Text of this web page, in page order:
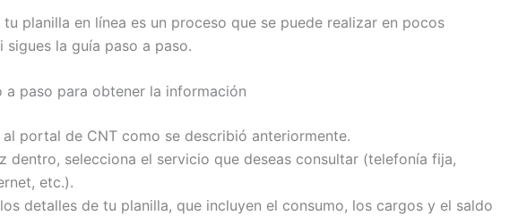
tu planilla en línea es un proceso que se puede realizar en pocos
sigues la guía paso a paso.
a paso para obtener la información
al portal de CNT como se describió anteriormente.
dentro, selecciona el servicio que deseas consultar (telefonía fija,
etc.).
detalles de tu planilla, que incluyen el consumo, los cargos y el saldo